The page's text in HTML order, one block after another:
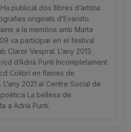
publicat dos llibres d’artista:
originals d’Evaristo
a la memòria amb Marta
va participar en el festival
Claror Vespral. L’any 2013
d’Adrià Puntí Incompletament
Colibrí en flames de
L’any 2021 al Centre Social de
La bellesa de
a Adrià Puntí.